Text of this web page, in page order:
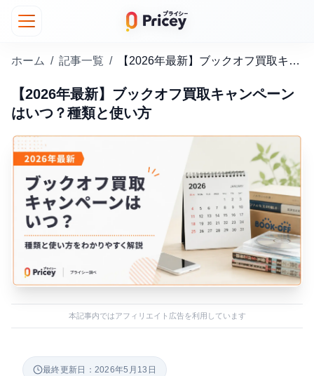
ホーム / 記事一覧 / 【2026年最新】ブックオフ買取キャンペーンはいつ？種類と使い方
【2026年最新】ブックオフ買取キャンペーン
はいつ？種類と使い方
本記事内ではアフィリエイト広告を利用しています
最終更新日：2026年5月13日